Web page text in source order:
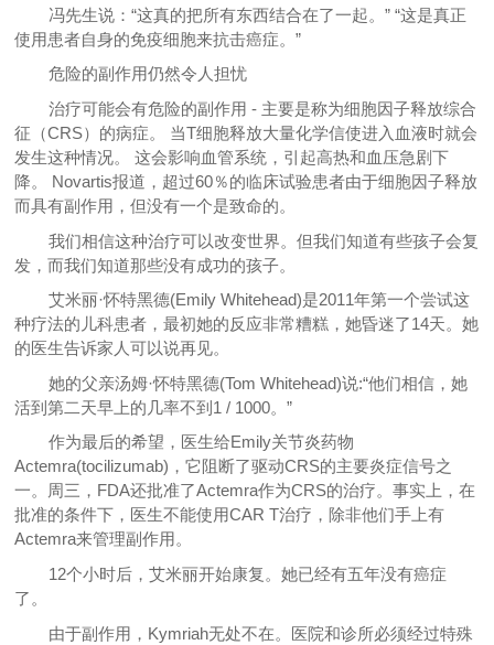
冯先生说：“这真的把所有东西结合在了一起。” “这是真正
使用患者自身的免疫细胞来抗击癌症。”
危险的副作用仍然令人担忧
治疗可能会有危险的副作用 - 主要是称为细胞因子释放综合
征（CRS）的病症。 当T细胞释放大量化学信使进入血液时就会
发生这种情况。 这会影响血管系统，引起高热和血压急剧下
降。 Novartis报道，超过60％的临床试验患者由于细胞因子释放
而具有副作用，但没有一个是致命的。
我们相信这种治疗可以改变世界。但我们知道有些孩子会复
发，而我们知道那些没有成功的孩子。
艾米丽·怀特黑德(Emily Whitehead)是2011年第一个尝试这
种疗法的儿科患者，最初她的反应非常糟糕，她昏迷了14天。她
的医生告诉家人可以说再见。
她的父亲汤姆·怀特黑德(Tom Whitehead)说:“他们相信，她
活到第二天早上的几率不到1 / 1000。”
作为最后的希望，医生给Emily关节炎药物
Actemra(tocilizumab)，它阻断了驱动CRS的主要炎症信号之
一。周三，FDA还批准了Actemra作为CRS的治疗。事实上，在
批准的条件下，医生不能使用CAR T治疗，除非他们手上有
Actemra来管理副作用。
12个小时后，艾米丽开始康复。她已经有五年没有癌症
了。
由于副作用，Kymriah无处不在。医院和诊所必须经过特殊